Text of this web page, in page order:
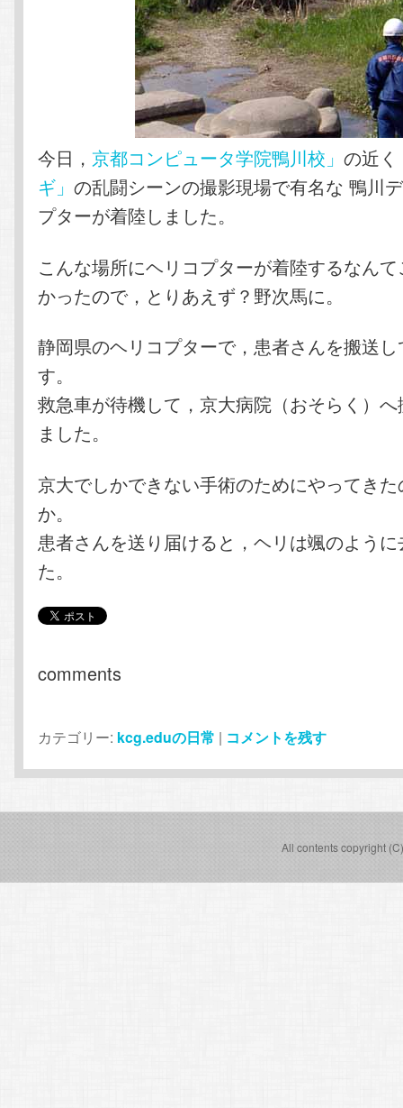
今日， 京都コンピュータ学院鴨川校」の近く
ギ」の乱闘シーンの撮影現場で有名な 鴨川
プターが着陸しました。
こんな場所にヘリコプターが着陸するなん
かったので，とりあえず？野次馬に。
静岡県のヘリコプターで，患者さんを搬送
す。
救急車が待機して，京大病院（おそらく）
ました。
京大でしかできない手術のためにやってき
か。
患者さんを送り届けると，ヘリは颯のよう
た。
comments
カテゴリー: kcg.eduの日常 | コメントを残す
All contents copyright